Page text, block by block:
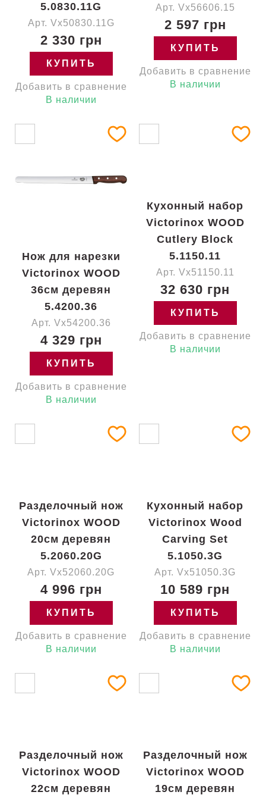
5.0830.11G
Арт. Vx50830.11G
2 330 грн
КУПИТЬ
Добавить в сравнение
В наличии
Арт. Vx56606.15
2 597 грн
КУПИТЬ
Добавить в сравнение
В наличии
Нож для нарезки
Victorinox WOOD
36см деревян
5.4200.36
Арт. Vx54200.36
4 329 грн
КУПИТЬ
Добавить в сравнение
В наличии
Кухонный набор
Victorinox WOOD
Cutlery Block
5.1150.11
Арт. Vx51150.11
32 630 грн
КУПИТЬ
Добавить в сравнение
В наличии
Разделочный нож
Victorinox WOOD
20см деревян
5.2060.20G
Арт. Vx52060.20G
4 996 грн
КУПИТЬ
Добавить в сравнение
В наличии
Кухонный набор
Victorinox Wood
Carving Set
5.1050.3G
Арт. Vx51050.3G
10 589 грн
КУПИТЬ
Добавить в сравнение
В наличии
Разделочный нож
Victorinox WOOD
22см деревян
Разделочный нож
Victorinox WOOD
19см деревян